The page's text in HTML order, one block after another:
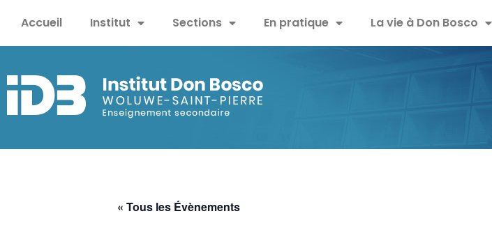
Accueil Institut Sections En pratique La vie à Don Bosco
« Tous les Évènements